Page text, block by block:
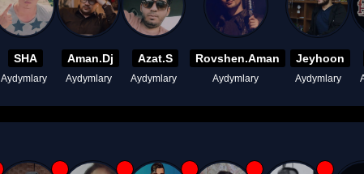
SHA
Aydymlary
Aman.Dj
Aydymlary
Azat.S
Aydymlary
Rovshen.Aman
Aydymlary
Jeyhoon
Aydymlary